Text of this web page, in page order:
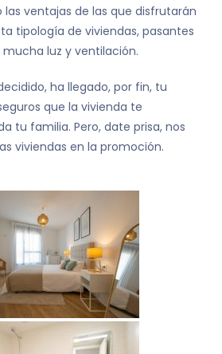
ventajas de las que disfrutarán
tipología de viviendas, pasantes
luz y ventilación.
ha llegado, por fin, tu
que la vivienda te
tu familia. Pero, date prisa, nos
viviendas en la promoción.